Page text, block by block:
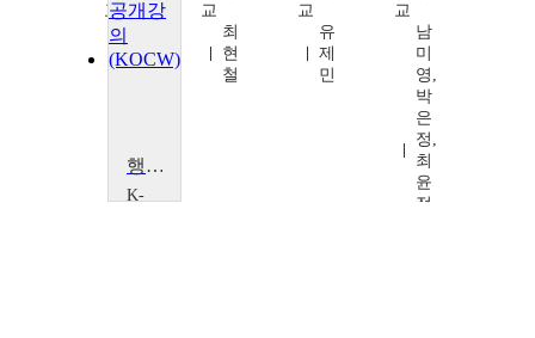
교
제
교
최
현
철
교
유
제
민
교
남
미
영,
박
은
정,
최
윤
정,
행복심리학
K-